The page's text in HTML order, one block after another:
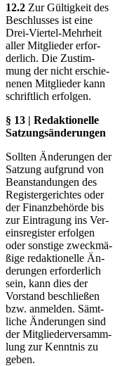
12.2 Zur Gültigkeit des
Beschlusses ist eine
Drei-Viertel-Mehrheit
aller Mit­glie­der er­for­
der­lich. Die Zu­stim­
mung der nicht er­schie­
nenen Mitglieder kann
schrift­lich er­folgen.
§ 13 | Redaktionelle
Satzungsänderungen
Sollten Änderungen der
Satzung aufgrund von
Beanstandungen des
Registergerichtes oder
der Finanzbehörde bis
zur Eintragung ins Ver­
eins­re­gister erfolgen
oder sonstige zweck­mä­
ßige redak­tio­nelle Än­
de­rungen erforderlich
sein, kann dies der
Vorstand be­schließen
bzw. anmelden. Sämt­
liche Än­de­rungen sind
der Mit­glieder­ver­samm­
lung zur Kennt­nis zu
geben.